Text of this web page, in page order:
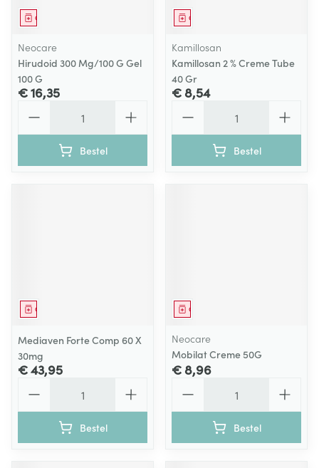
Geneesmiddel
Neocare
Hirudoid 300 Mg/100 G Gel
100 G
€ 16,35
Bestel
Geneesmiddel
Kamillosan
Kamillosan 2 % Creme Tube
40 Gr
€ 8,54
Bestel
Geneesmiddel
Mediaven Forte Comp 60 X
30mg
€ 43,95
Bestel
Geneesmiddel
Neocare
Mobilat Creme 50G
€ 8,96
Bestel